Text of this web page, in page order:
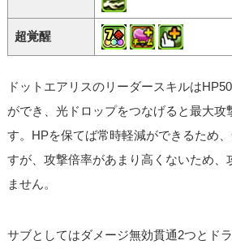
超覚醒
ドットエアリスのリーダースキルは
ができ、光ドロップをつなげると最大攻
す。HPを保てば常時軽減ができるため
すが、攻撃倍率があまり高くないため、
ません。
サブとしてはダメージ無効貫通2つとド